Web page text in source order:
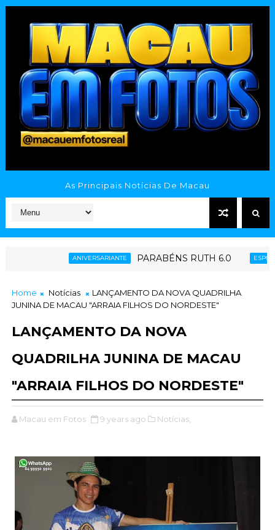
As Principais Notícias De Macau
PARABÉNS RUTH 6.0 ESPORTE Ginásio
Home Notícias
LANÇAMENTO DA NOVA QUADRILHA
JUNINA DE MACAU "ARRAIA FILHOS DO NORDESTE"
LANÇAMENTO DA NOVA
QUADRILHA JUNINA DE MACAU
"ARRAIA FILHOS DO NORDESTE"
Macau em Fotos 9 years ago Notícias,